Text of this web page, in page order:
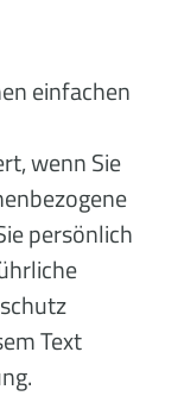
einfachen
wenn Sie
persönlich
Text